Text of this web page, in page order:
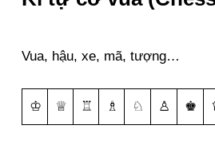
Vua, hậu, xe, mã, tượng…
♔ ♕ ♖ ♗ ♘ ♙ ♚